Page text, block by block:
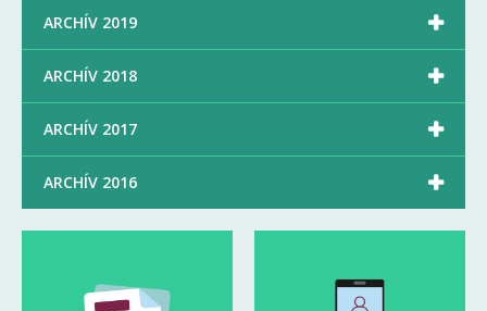
ARCHÍV 2019 
ARCHÍV 2018 
ARCHÍV 2017 
ARCHÍV 2016 